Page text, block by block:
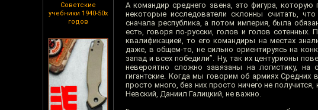
Советские
учебники 1940-50х
годов
А командир среднего звена, это фигура,
некоторые исследователи склонны считать,
сначала республика, а потом империя, была
есть, говоря по-русски, голов и голов сотенных.
квалификацией, то его командиры на местах
даже, в общем-то, не сильно ориентируясь на
запад и всех победили”. Ну, так их центурионы
невероятно сложно завязаны на логистику, на
гигантские. Когда мы говорим об армиях
просто много, без них просто ничего не
Невский, Даниил Галицкий, не важно.